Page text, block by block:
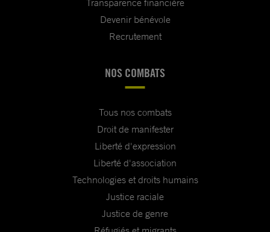
Transparence financière
Devenir bénévole
Recrutement
NOS COMBATS
Tous nos combats
Droit de manifester
Liberté d'expression
Liberté d'association
Technologies et droits humains
Justice raciale
Justice de genre